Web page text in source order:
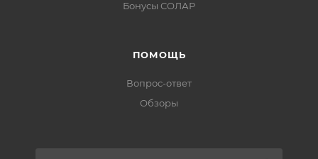
Бонусы СОЛАР
ПОМОЩЬ
Вопрос-ответ
Обзоры